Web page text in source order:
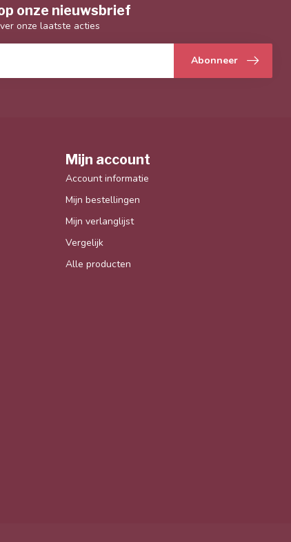
onze nieuwsbrief
onze laatste acties
Abonneer
Mijn account
Account informatie
Mijn bestellingen
Mijn verlanglijst
Vergelijk
Alle producten